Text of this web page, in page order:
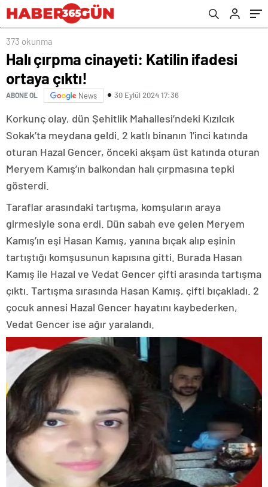
373 okunma
Halı çırpma cinayeti: Katilin ifadesi
ortaya çıktı!
ABONE OL News 30 Eylül 2024 17:36
Korkunç olay, dün Şehitlik Mahallesi’ndeki Kızılcık
Sokak’ta meydana geldi. 2 katlı binanın 1’inci katında
oturan Hazal Gencer, önceki akşam üst katında oturan
Meryem Kamış’ın balkondan halı çırpmasına tepki
gösterdi.
Taraflar arasındaki tartışma, komşuların araya
girmesiyle sona erdi. Dün sabah eve gelen Meryem
Kamış’ın eşi Hasan Kamış, yanına bıçak alıp eşinin
tartıştığı komşusunun kapısına gitti. Burada Hasan
Kamış ile Hazal ve Vedat Gencer çifti arasında tartışma
çıktı. Tartışma sırasında Hasan Kamış, çifti bıçakladı. 2
çocuk annesi Hazal Gencer hayatını kaybederken,
Vedat Gencer ise ağır yaralandı.